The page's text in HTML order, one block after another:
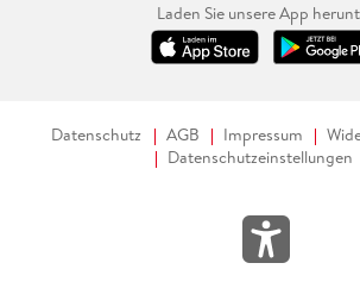
Laden Sie unsere App
Datenschutz AGB Impressum
Datenschutzeinstellungen